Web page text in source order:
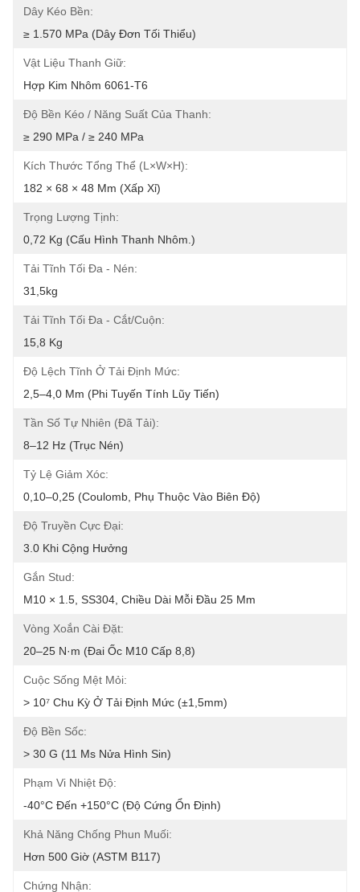
Dây Kéo Bền:
≥ 1.570 MPa (dây Đơn Tối Thiểu)
Vật Liệu Thanh Giữ:
Hợp Kim Nhôm 6061-T6
Độ Bền Kéo / Năng Suất Của Thanh:
≥ 290 MPa / ≥ 240 MPa
Kích Thước Tổng Thể (L×W×H):
182 × 68 × 48 Mm (xấp Xỉ)
Trọng Lượng Tịnh:
0,72 Kg (cấu Hình Thanh Nhôm.)
Tải Tĩnh Tối Đa - Nén:
31,5kg
Tải Tĩnh Tối Đa - Cắt/Cuộn:
15,8 Kg
Độ Lệch Tĩnh Ở Tải Định Mức:
2,5–4,0 Mm (phi Tuyến Tính Lũy Tiến)
Tần Số Tự Nhiên (đã Tải):
8–12 Hz (trục Nén)
Tỷ Lệ Giảm Xóc:
0,10–0,25 (Coulomb, Phụ Thuộc Vào Biên Độ)
Độ Truyền Cực Đại:
3.0 Khi Cộng Hưởng
Gắn Stud:
M10 × 1.5, SS304, Chiều Dài Mỗi Đầu 25 Mm
Vòng Xoắn Cài Đặt:
20–25 N·m (đai Ốc M10 Cấp 8,8)
Cuộc Sống Mệt Mỏi:
> 10⁷ Chu Kỳ Ở Tải Định Mức (±1,5mm)
Độ Bền Sốc:
> 30 G (11 Ms Nửa Hình Sin)
Phạm Vi Nhiệt Độ:
-40°C Đến +150°C (Độ Cứng Ổn Định)
Khả Năng Chống Phun Muối:
Hơn 500 Giờ (ASTM B117)
Chứng Nhận: